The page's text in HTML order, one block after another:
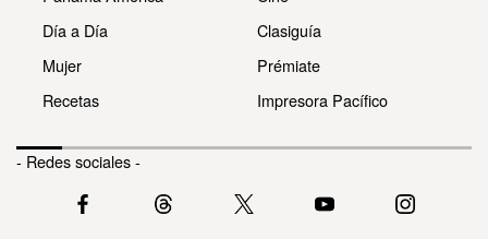
Día a Día
Mujer
Recetas
Clasiguía
Prémiate
Impresora Pacífico
- Redes sociales -